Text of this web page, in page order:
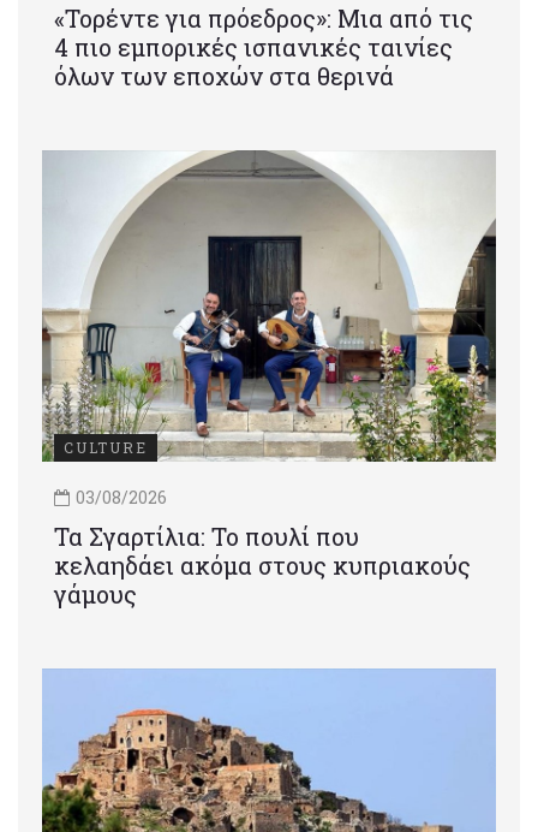
«Τορέντε για πρόεδρος»: Mια από τις
4 πιο εμπορικές ισπανικές ταινίες
όλων των εποχών στα θερινά
CULTURE
03/08/2026
Τα Σγαρτίλια: Το πουλί που
κελαηδάει ακόμα στους κυπριακούς
γάμους